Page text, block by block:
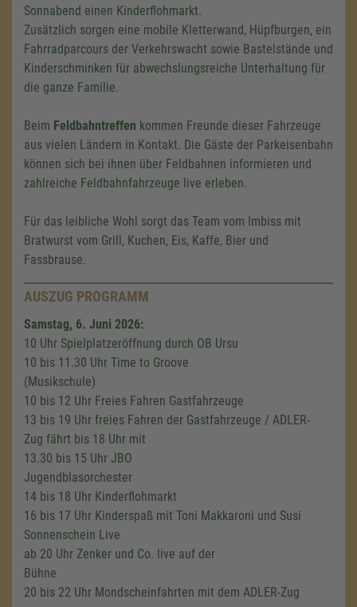
Sonnabend einen Kinderflohmarkt.
Zusätzlich sorgen eine mobile Kletterwand, Hüpfburgen, ein
Fahrradparcours der Verkehrswacht sowie Bastelstände und
Kinderschminken für abwechslungsreiche Unterhaltung für
die ganze Familie.
Beim Feldbahntreffen kommen Freunde dieser Fahrzeuge
aus vielen Ländern in Kontakt. Die Gäste der Parkeisenbahn
können sich bei ihnen über Feldbahnen informieren und
zahlreiche Feldbahnfahrzeuge live erleben.
Für das leibliche Wohl sorgt das Team vom Imbiss mit
Bratwurst vom Grill, Kuchen, Eis, Kaffe, Bier und
Fassbrause.
AUSZUG PROGRAMM
Samstag, 6. Juni 2026:
10 Uhr Spielplatzeröffnung durch OB Ursu
10 bis 11.30 Uhr Time to Groove
(Musikschule)
10 bis 12 Uhr Freies Fahren Gastfahrzeuge
13 bis 19 Uhr freies Fahren der Gastfahrzeuge / ADLER-
Zug fährt bis 18 Uhr mit
13.30 bis 15 Uhr JBO
Jugendblasorchester
14 bis 18 Uhr Kinderflohmarkt
16 bis 17 Uhr Kinderspaß mit Toni Makkaroni und Susi
Sonnenschein Live
ab 20 Uhr Zenker und Co. live auf der
Bühne
20 bis 22 Uhr Mondscheinfahrten mit dem ADLER-Zug